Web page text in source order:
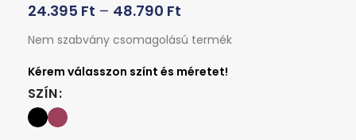
24.395 Ft – 48.790 Ft
Nem szabvány csomagolású termék
SZÍN